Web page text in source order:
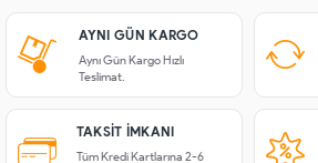
AYNI GÜN KARGO
Aynı Gün Kargo Hızlı
Teslimat.
TAKSIT İMKANI
Tüm Kredi Kartlarına 2-6